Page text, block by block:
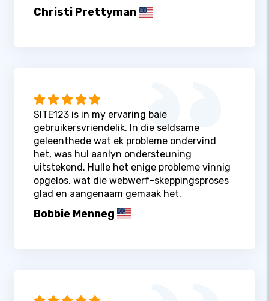
Christi Prettyman
SITE123 is in my ervaring baie
gebruikersvriendelik. In die seldsame
geleenthede wat ek probleme ondervind
het, was hul aanlyn ondersteuning
uitstekend. Hulle het enige probleme vinnig
opgelos, wat die webwerf-skeppingsproses
glad en aangenaam gemaak het.
Bobbie Menneg